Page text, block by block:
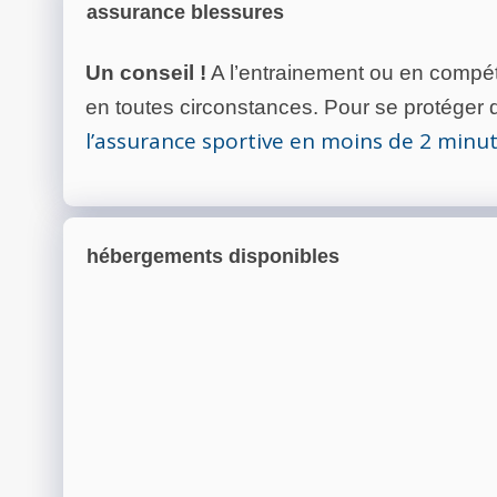
assurance blessures
Un conseil ! A l’entrainement ou en
en toutes circonstances. Pour se protéger
l’assurance sportive en moins de 2
hébergements disponibles